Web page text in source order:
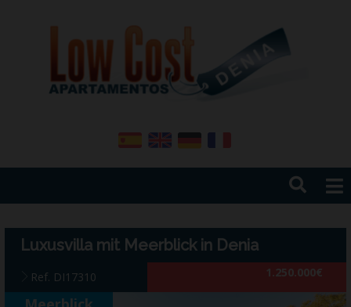
OBJECKTE
NEUBAU
vERKAUFEN
NEWS
Luxusvilla mit Meerblick in Denia
Ref. DI17310 1.250.000€